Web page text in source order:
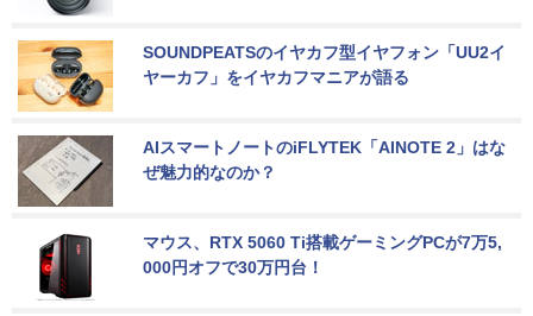
SOUNDPEATSのイヤカフ型イヤフォン「UU2イ
ヤーカフ」をイヤカフマニアが語る
AIスマートノートのiFLYTEK「AINOTE 2」はな
ぜ魅力的なのか？
マウス、RTX 5060 Ti搭載ゲーミングPCが7万5,
000円オフで30万円台！